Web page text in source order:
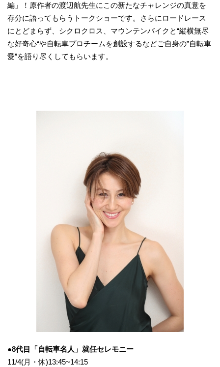
編」！原作者の渡辺航先生にこの新たなチャレンジの真意を
存分に語ってもらうトークショーです。さらにロードレース
にとどまらず、シクロクロス、マウンテンバイクと“縦横無尽
な好奇心“や自転車プロチームを創設するなどご自身の”自転車
愛”を語り尽くしてもらいます。
●8代目「自転車名人」就任セレモニー
11/4(月・休)13:45~14:15